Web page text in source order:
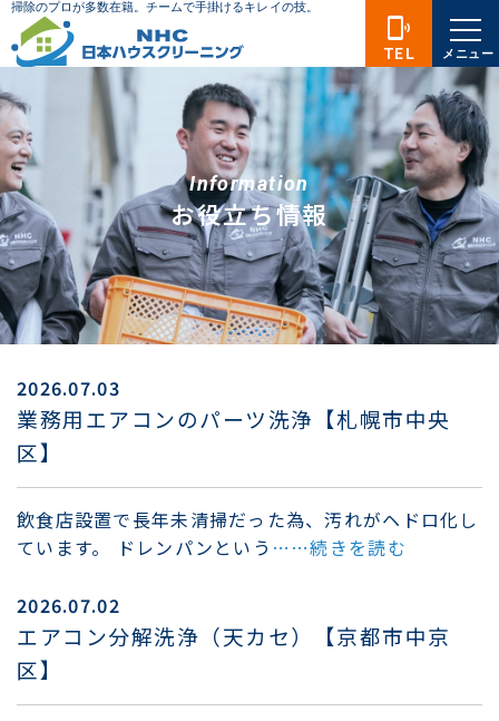
Information
お役立ち情報
2026.07.03
業務用エアコンのパーツ洗浄【札幌市中央
区】
飲食店設置で長年未清掃だった為、汚れがヘドロ化し
ています。 ドレンパンという ……続きを読む
2026.07.02
エアコン分解洗浄（天カセ）【京都市中京
区】
phonelink_ring
TEL メニュー